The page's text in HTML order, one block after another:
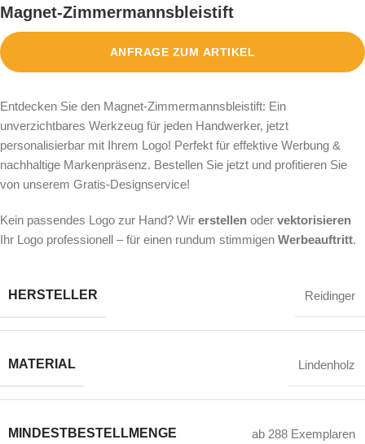
Magnet-Zimmermannsbleistift
ANFRAGE ZUM ARTIKEL
Entdecken Sie den Magnet-Zimmermannsbleistift: Ein
unverzichtbares Werkzeug für jeden Handwerker, jetzt
personalisierbar mit Ihrem Logo! Perfekt für effektive Werbung &
nachhaltige Markenpräsenz. Bestellen Sie jetzt und profitieren Sie
von unserem Gratis-Designservice!
Kein passendes Logo zur Hand? Wir erstellen oder vektorisieren
Ihr Logo professionell – für einen rundum stimmigen Werbeauftritt.
HERSTELLER Reidinger
MATERIAL Lindenholz
MINDESTBESTELLMENGE ab 288 Exemplaren